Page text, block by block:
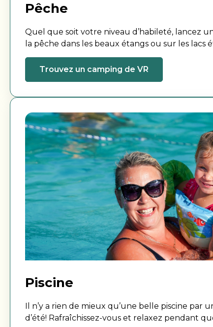
Pêche
Quel que soit votre niveau d’habileté, lancez
la pêche dans les beaux étangs ou sur les lacs
entourent.
Trouvez un camping de VR
Piscine
Il n’y a rien de mieux qu’une belle piscine par
d’été! Rafraîchissez-vous et relaxez pendant